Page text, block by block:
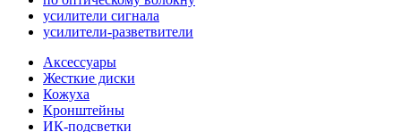
усилители сигнала
усилители-разветвители
Аксессуары
Жесткие диски
Кожуха
Кронштейны
ИК-подсветки